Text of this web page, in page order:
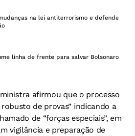
na lei antiterrorismo e defende
linha de frente para salvar Bolsonaro
afirmou que o processo
de provas” indicando a
de “forças especiais”, em
vigilância e preparação de